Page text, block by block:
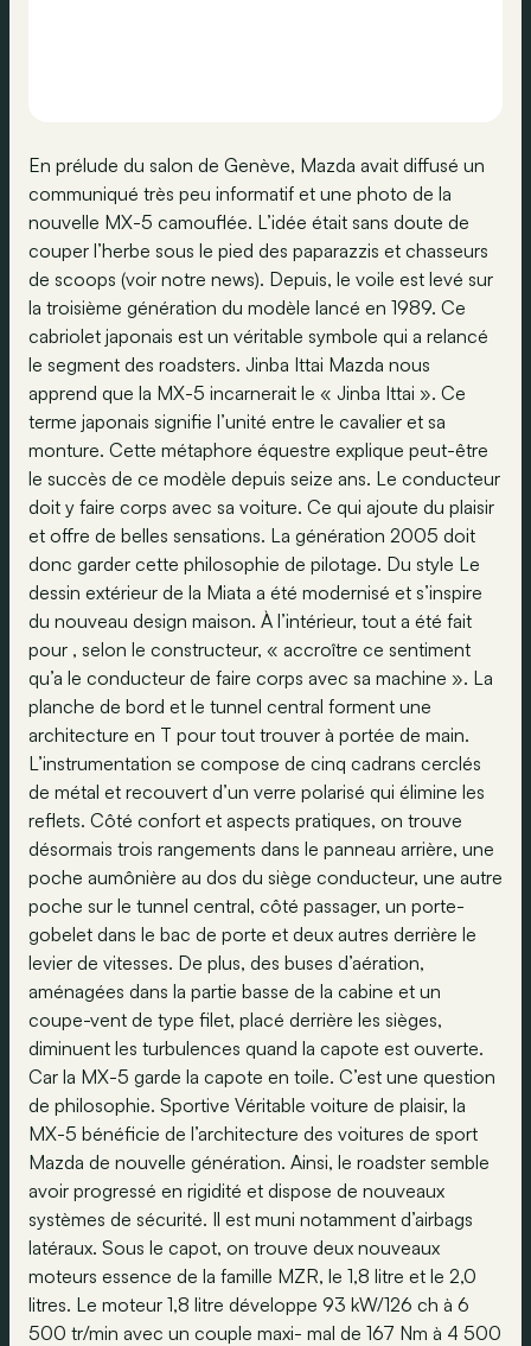
En prélude du salon de Genève, Mazda avait diffusé un
communiqué très peu informatif et une photo de la
nouvelle MX-5 camouflée. L’idée était sans doute de
couper l’herbe sous le pied des paparazzis et chasseurs
de scoops (voir notre news). Depuis, le voile est levé sur
la troisième génération du modèle lancé en 1989. Ce
cabriolet japonais est un véritable symbole qui a relancé
le segment des roadsters. Jinba Ittai Mazda nous
apprend que la MX-5 incarnerait le « Jinba Ittai ». Ce
terme japonais signifie l’unité entre le cavalier et sa
monture. Cette métaphore équestre explique peut-être
le succès de ce modèle depuis seize ans. Le conducteur
doit y faire corps avec sa voiture. Ce qui ajoute du plaisir
et offre de belles sensations. La génération 2005 doit
donc garder cette philosophie de pilotage. Du style Le
dessin extérieur de la Miata a été modernisé et s’inspire
du nouveau design maison. À l’intérieur, tout a été fait
pour , selon le constructeur, « accroître ce sentiment
qu’a le conducteur de faire corps avec sa machine ». La
planche de bord et le tunnel central forment une
architecture en T pour tout trouver à portée de main.
L’instrumentation se compose de cinq cadrans cerclés
de métal et recouvert d’un verre polarisé qui élimine les
reflets. Côté confort et aspects pratiques, on trouve
désormais trois rangements dans le panneau arrière, une
poche aumônière au dos du siège conducteur, une autre
poche sur le tunnel central, côté passager, un porte-
gobelet dans le bac de porte et deux autres derrière le
levier de vitesses. De plus, des buses d’aération,
aménagées dans la partie basse de la cabine et un
coupe-vent de type filet, placé derrière les sièges,
diminuent les turbulences quand la capote est ouverte.
Car la MX-5 garde la capote en toile. C’est une question
de philosophie. Sportive Véritable voiture de plaisir, la
MX-5 bénéficie de l’architecture des voitures de sport
Mazda de nouvelle génération. Ainsi, le roadster semble
avoir progressé en rigidité et dispose de nouveaux
systèmes de sécurité. Il est muni notamment d’airbags
latéraux. Sous le capot, on trouve deux nouveaux
moteurs essence de la famille MZR, le 1,8 litre et le 2,0
litres. Le moteur 1,8 litre développe 93 kW/126 ch à 6
500 tr/min avec un couple maxi- mal de 167 Nm à 4 500